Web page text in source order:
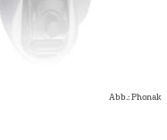
Abb.: Phonak